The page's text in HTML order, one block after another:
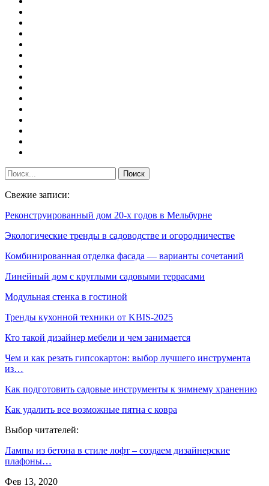
Свежие записи:
Реконструированный дом 20-х годов в Мельбурне
Экологические тренды в садоводстве и огородничестве
Комбинированная отделка фасада — варианты сочетаний
Линейный дом с круглыми садовыми террасами
Модульная стенка в гостиной
Тренды кухонной техники от KBIS-2025
Кто такой дизайнер мебели и чем занимается
Чем и как резать гипсокартон: выбор лучшего инструмента
из…
Как подготовить садовые инструменты к зимнему хранению
Как удалить все возможные пятна с ковра
Выбор читателей:
Лампы из бетона в стиле лофт – создаем дизайнерские
плафоны…
Фев 13, 2020